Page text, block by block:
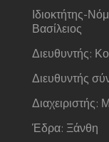
Ιδιοκτήτης-
Βασίλειος
Διευθυντής:
Διευθυντής
Διαχειριστής:
Έδρα: Ξάνθη